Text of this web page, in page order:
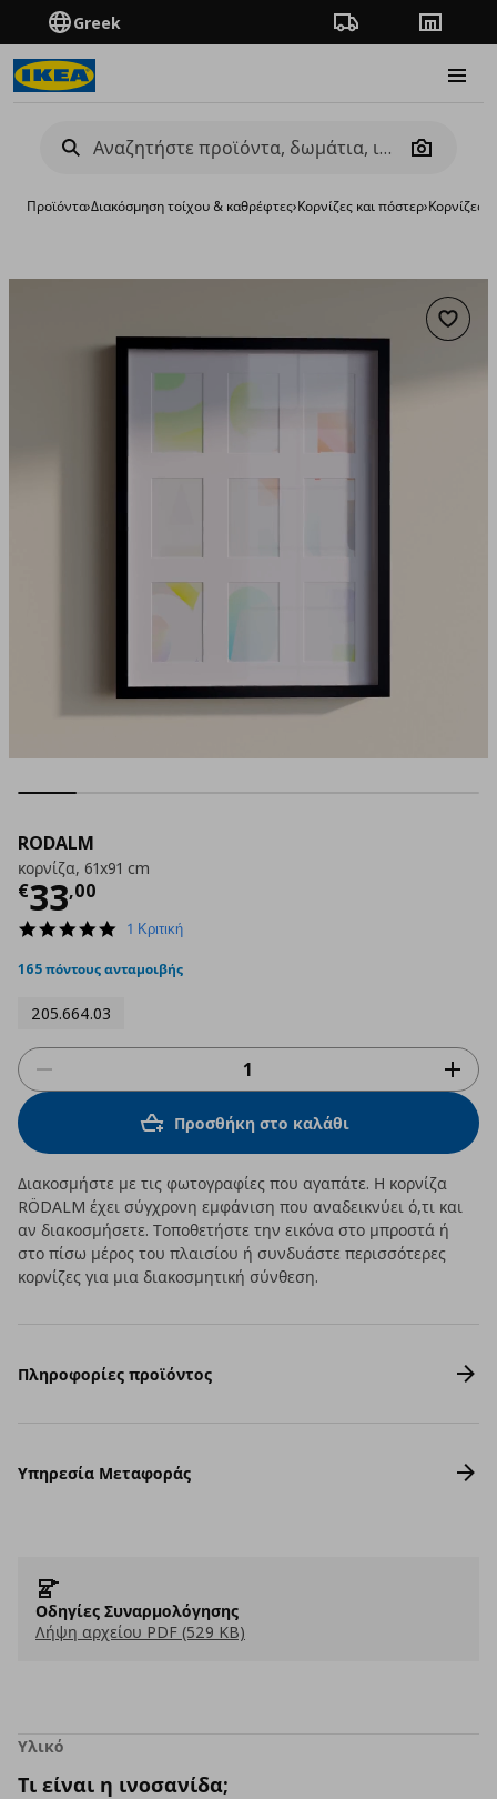
Greek Πορεία παραγγελίας
Camera
Προϊόντα›Διακόσμηση τοίχου & καθρέφτες›Κορνίζες και πόστερ›Κορνίζες
RODALM
κορνίζα, 61x91 cm
€33,00
Τρέχουσα τιμή
5.0
rating
1 Κριτική
165 πόντους ανταμοιβής
205.664.03
Προσθήκη στο καλάθι
Διακοσμήστε με τις φωτογραφίες που αγαπάτε. Η κορνίζα
RÖDALM έχει σύγχρονη εμφάνιση που αναδεικνύει ό,τι και
αν διακοσμήσετε. Τοποθετήστε την εικόνα στο μπροστά ή
στο πίσω μέρος του πλαισίου ή συνδυάστε περισσότερες
κορνίζες για μια διακοσμητική σύνθεση.
Πληροφορίες προϊόντος
Υπηρεσία Μεταφοράς
Οδηγίες Συναρμολόγησης
Λήψη αρχείου PDF (529 KB)
Υλικό
Τι είναι η ινοσανίδα;